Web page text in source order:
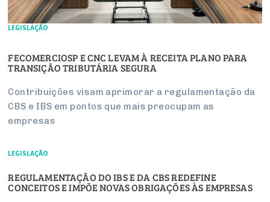
LEGISLAÇÃO
FECOMERCIOSP E CNC LEVAM À RECEITA PLANO PARA
TRANSIÇÃO TRIBUTÁRIA SEGURA
Contribuições visam aprimorar a regulamentação da
CBS e IBS em pontos que mais preocupam as
empresas
LEGISLAÇÃO
REGULAMENTAÇÃO DO IBS E DA CBS REDEFINE
CONCEITOS E IMPÕE NOVAS OBRIGAÇÕES ÀS EMPRESAS